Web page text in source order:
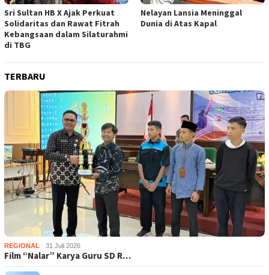
Sri Sultan HB X Ajak Perkuat
Solidaritas dan Rawat Fitrah
Kebangsaan dalam Silaturahmi
di TBG
Nelayan Lansia Meninggal
Dunia di Atas Kapal
TERBARU
REGIONAL 31 Juli 2026
Film “Nalar” Karya Guru SD R…